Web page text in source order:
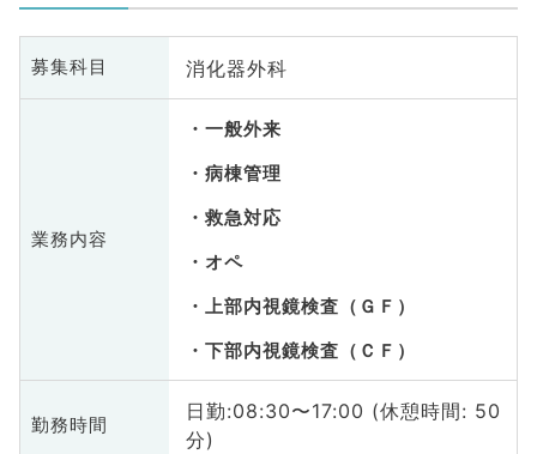
募集科目 消化器外科
業務内容
一般外来
病棟管理
救急対応
オペ
上部内視鏡検査（ＧＦ）
下部内視鏡検査（ＣＦ）
勤務時間
日勤:08:30〜17:00 (休憩時間: 50
分)